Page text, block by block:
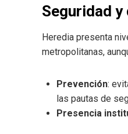
Seguridad
Heredia presenta
metropolitanas,
Prevención:
las pautas de
Presencia